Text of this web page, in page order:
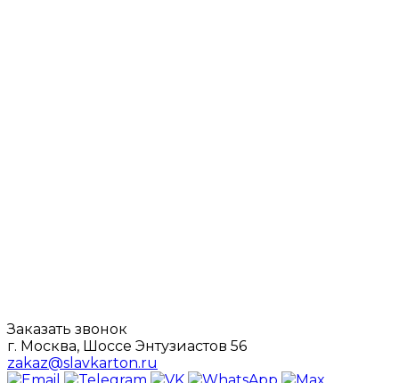
Заказать звонок
г. Москва, Шоссе Энтузиастов 56
zakaz@slavkarton.ru